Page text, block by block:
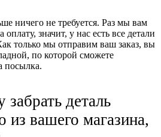
ничего не требуется. Раз мы вам
значит, у нас есть все детали
только мы отправим ваш заказ, вы
по которой сможете
посылка.
деталь
из вашего магазина,